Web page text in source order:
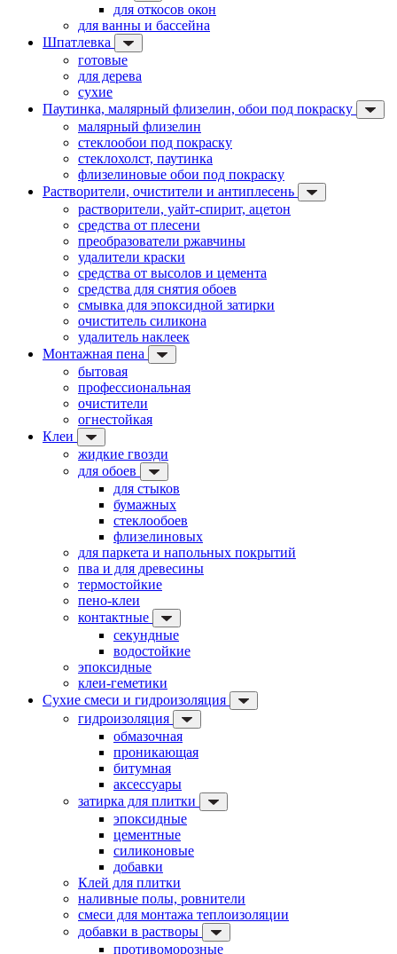
для откосов окон
для ванны и бассейна
Шпатлевка
готовые
для дерева
сухие
Паутинка, малярный флизелин, обои под покраску
малярный флизелин
стеклообои под покраску
стеклохолст, паутинка
флизелиновые обои под покраску
Растворители, очистители и антиплесень
растворители, уайт-спирит, ацетон
средства от плесени
преобразователи ржавчины
удалители краски
средства от высолов и цемента
средства для снятия обоев
смывка для эпоксидной затирки
очиститель силикона
удалитель наклеек
Монтажная пена
бытовая
профессиональная
очистители
огнестойкая
Клеи
жидкие гвозди
для обоев
для стыков
бумажных
стеклообоев
флизелиновых
для паркета и напольных покрытий
пва и для древесины
термостойкие
пено-клеи
контактные
секундные
водостойкие
эпоксидные
клеи-геметики
Сухие смеси и гидроизоляция
гидроизоляция
обмазочная
проникающая
битумная
аксессуары
затирка для плитки
эпоксидные
цементные
силиконовые
добавки
Клей для плитки
наливные полы, ровнители
смеси для монтажа теплоизоляции
добавки в растворы
противоморозные